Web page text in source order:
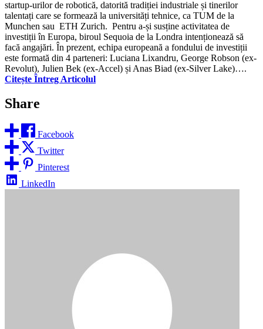
startup-urilor de robotică, datorită tradiției industriale și tinerilor
talentați care se formează la universități tehnice, ca TUM de la
Munchen sau ETH Zurich. Pentru a-și susține activitatea de
investiții în Europa, biroul Sequoia de la Londra intenționează să
facă angajări. În prezent, echipa europeană a fondului de investiții
este formată din 4 parteneri: Luciana Lixandru, George Robson (ex-
Revolut), Julien Bek (ex-Accel) și Anas Biad (ex-Silver Lake)….
Citește Întreg Articolul
Share
Facebook
Twitter
Pinterest
LinkedIn